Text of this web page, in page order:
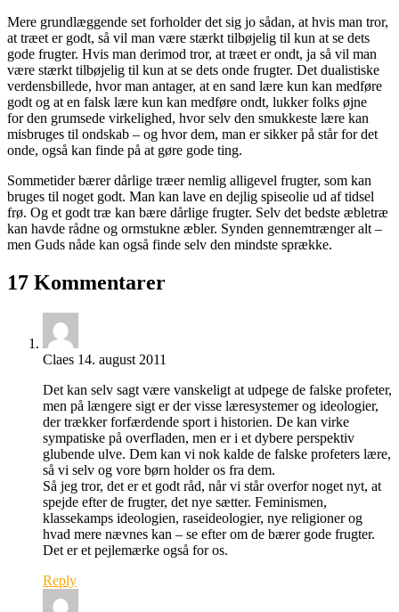
Mere grundlæggende set forholder det sig jo sådan, at hvis man tror,
at træet er godt, så vil man være stærkt tilbøjelig til kun at se dets
gode frugter. Hvis man derimod tror, at træet er ondt, ja så vil man
være stærkt tilbøjelig til kun at se dets onde frugter. Det dualistiske
verdensbillede, hvor man antager, at en sand lære kun kan medføre
godt og at en falsk lære kun kan medføre ondt, lukker folks øjne
for den grumsede virkelighed, hvor selv den smukkeste lære kan
misbruges til ondskab – og hvor dem, man er sikker på står for det
onde, også kan finde på at gøre gode ting.
Sommetider bærer dårlige træer nemlig alligevel frugter, som kan
bruges til noget godt. Man kan lave en dejlig spiseolie ud af tidsel
frø. Og et godt træ kan bære dårlige frugter. Selv det bedste æbletræ
kan havde rådne og ormstukne æbler. Synden gennemtrænger alt –
men Guds nåde kan også finde selv den mindste sprække.
17 Kommentarer
Claes 14. august 2011
Det kan selv sagt være vanskeligt at udpege de falske profeter,
men på længere sigt er der visse læresystemer og ideologier,
der trækker forfærdende sport i historien. De kan virke
sympatiske på overfladen, men er i et dybere perspektiv
glubende ulve. Dem kan vi nok kalde de falske profeters lære,
så vi selv og vore børn holder os fra dem.
Så jeg tror, det er et godt råd, når vi står overfor noget nyt, at
spejde efter de frugter, det nye sætter. Feminismen,
klassekamps ideologien, raseideologier, nye religioner og
hvad mere nævnes kan – se efter om de bærer gode frugter.
Det er et pejlemærke også for os.
Reply